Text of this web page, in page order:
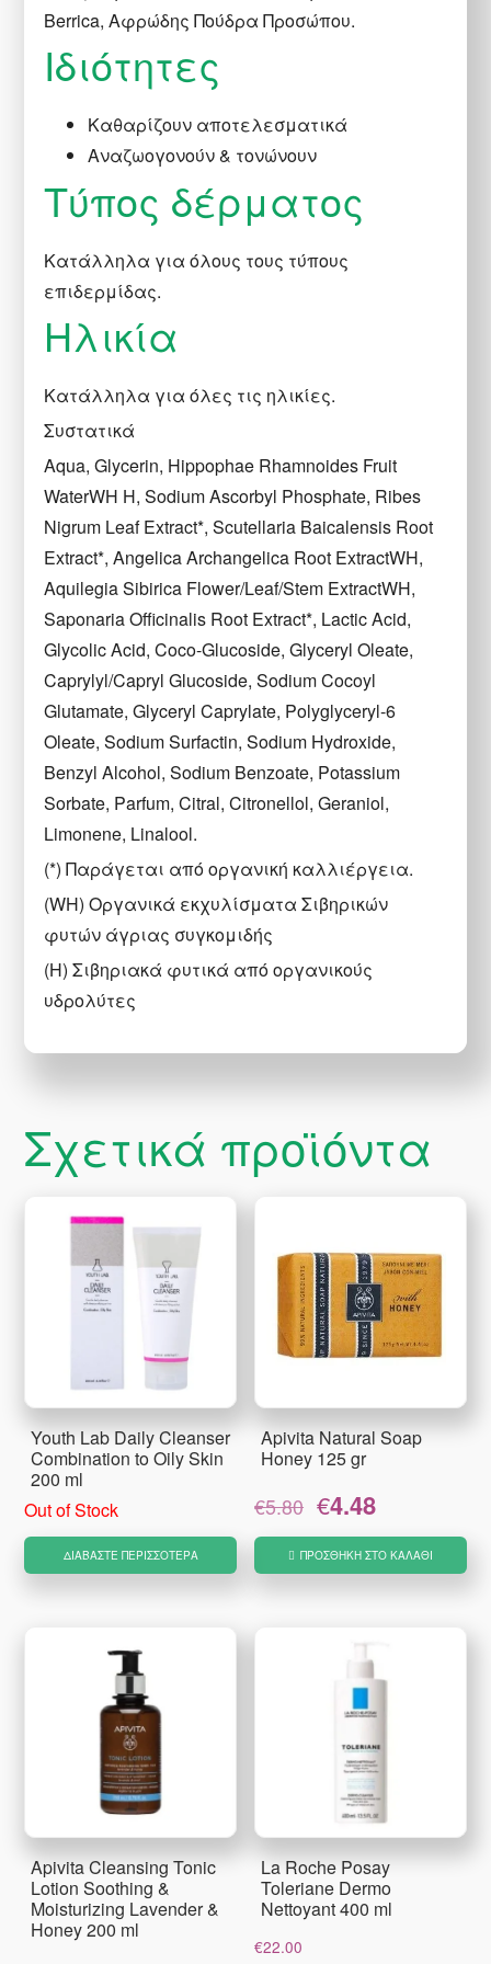
Berrica, Αφρώδης Πούδρα Προσώπου.
Ιδιότητες
Καθαρίζουν αποτελεσματικά
Αναζωογονούν & τονώνουν
Τύπος δέρματος
Κατάλληλα για όλους τους τύπους
επιδερμίδας.
Hλικία
Κατάλληλα για όλες τις ηλικίες.
Συστατικά
Aqua, Glycerin, Hippophae Rhamnoides Fruit
WaterWH H, Sodium Ascorbyl Phosphate, Ribes
Nigrum Leaf Extract*, Scutellaria Baicalensis Root
Extract*, Angelica Archangelica Root ExtractWH,
Aquilegia Sibirica Flower/Leaf/Stem ExtractWH,
Saponaria Officinalis Root Extract*, Lactic Acid,
Glycolic Acid, Coco-Glucoside, Glyceryl Oleate,
Caprylyl/Capryl Glucoside, Sodium Cocoyl
Glutamate, Glyceryl Caprylate, Polyglyceryl-6
Oleate, Sodium Surfactin, Sodium Hydroxide,
Benzyl Alcohol, Sodium Benzoate, Potassium
Sorbate, Parfum, Citral, Citronellol, Geraniol,
Limonene, Linalool.
(*) Παράγεται από οργανική καλλιέργεια.
(WH) Οργανικά εκχυλίσματα Σιβηρικών
φυτών άγριας συγκομιδής
(H) Σιβηριακά φυτικά από οργανικούς
υδρολύτες
Σχετικά προϊόντα
Youth Lab Daily Cleanser
Combination to Oily Skin
200 ml
Out of Stock
ΔΙΑΒΆΣΤΕ ΠΕΡΙΣΣΌΤΕΡΑ
Apivita Natural Soap
Honey 125 gr
€5.80
Original
price
was:
€5.80.
€4.48
τιμή
είναι:
ΠΡΟΣΘΉΚΗ ΣΤΟ ΚΑΛΆΘΙ
Apivita Cleansing Tonic
Lotion Soothing &
Moisturizing Lavender &
Honey 200 ml
La Roche Posay
Toleriane Dermo
Nettoyant 400 ml
€22.00